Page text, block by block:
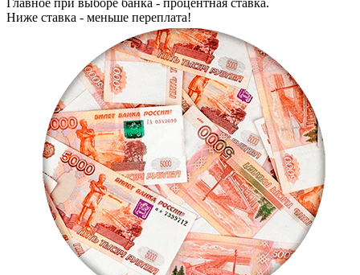
Ниже ставка - меньше переплата!